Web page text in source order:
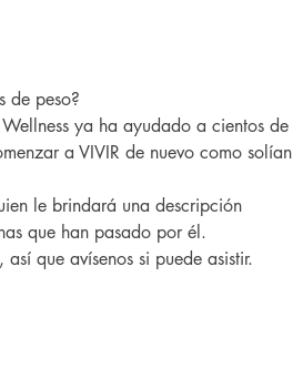
de peso?
a VIVIR de nuevo como solían
que han pasado por él.
que avísenos si puede asistir.